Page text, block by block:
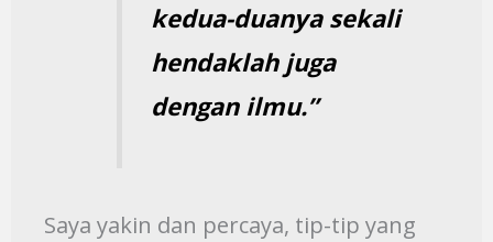
kedua-duanya sekali
hendaklah juga
dengan ilmu.”
Saya yakin dan percaya, tip-tip yang